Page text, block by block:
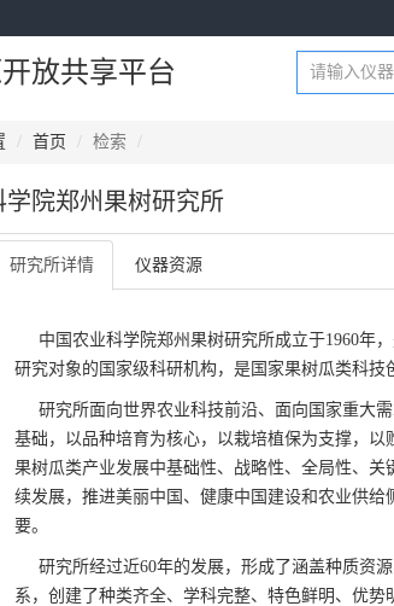
放共享平台
首页 检索
学院郑州果树研究所
研究所详情 仪器资源
中国农业科学院郑州果树研究所成立于1960年
研究对象的国家级科研机构，是国家果树瓜类科技
研究所面向世界农业科技前沿、面向国家重大
基础，以品种培育为核心，以栽培植保为支撑，
果树瓜类产业发展中基础性、战略性、全局性、
续发展，推进美丽中国、健康中国建设和农业供
要。
研究所经过近60年的发展，形成了涵盖种质资
系，创建了种类齐全、学科完整、特色鲜明、优势